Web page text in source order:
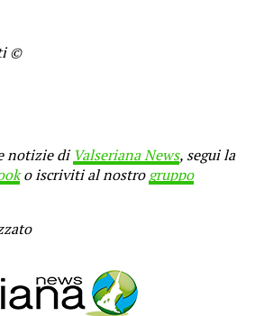
©
notizie di Valseriana News, segui la
o iscriviti al nostrogruppo